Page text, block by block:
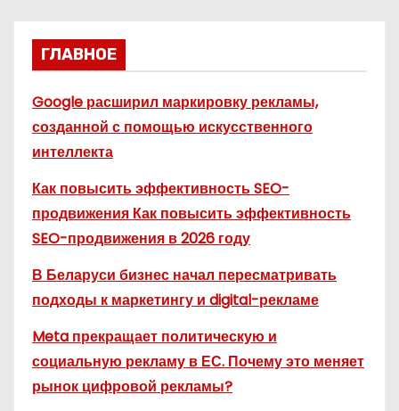
ГЛАВНОЕ
Google расширил маркировку рекламы,
созданной с помощью искусственного
интеллекта
Как повысить эффективность SEO-
продвижения Как повысить эффективность
SEO-продвижения в 2026 году
В Беларуси бизнес начал пересматривать
подходы к маркетингу и digital-рекламе
Meta прекращает политическую и
социальную рекламу в ЕС. Почему это меняет
рынок цифровой рекламы?